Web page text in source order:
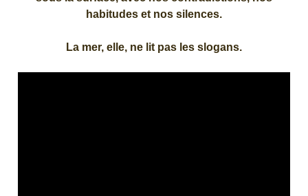
habitudes et nos silences.
La mer, elle, ne lit pas les slogans.